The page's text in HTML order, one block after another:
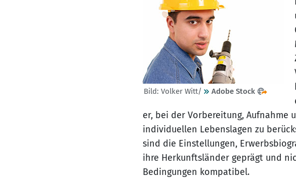
Bild: Volker Witt/ Adobe Stock
er, bei der Vorbereitung, Aufnahme
individuellen Lebenslagen zu
sind die Einstellungen,
ihre Herkunftsländer geprägt und
Bedingungen kompatibel.